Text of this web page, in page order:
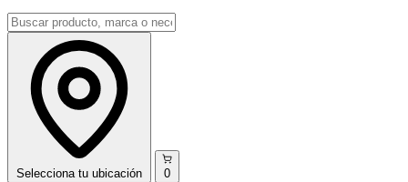
Selecciona tu ubicación 0